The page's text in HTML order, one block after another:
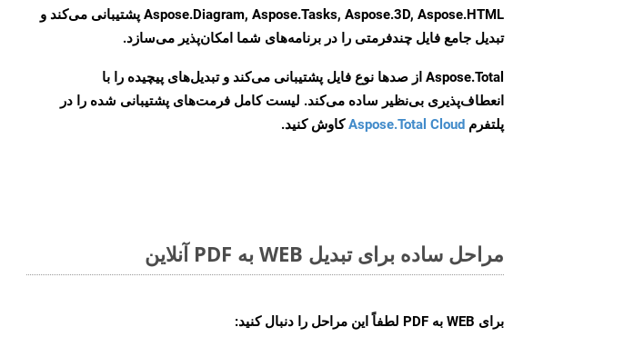
Aspose.Diagram, Aspose.Tasks, Aspose.3D, Aspose.HTML پشتیبانی می‌کند و
تبدیل جامع فایل چندفرمتی را در برنامه‌های شما امکان‌پذیر می‌سازد.
Aspose.Total از صدها نوع فایل پشتیبانی می‌کند و تبدیل‌های پیچیده را با
انعطاف‌پذیری بی‌نظیر ساده می‌کند. لیست کامل فرمت‌های پشتیبانی شده را در
پلتفرم Aspose.Total Cloudکاوش کنید.
مراحل ساده برای تبدیل WEB به PDF آنلاین
برای WEB به PDF لطفاً این مراحل را دنبال کنید: